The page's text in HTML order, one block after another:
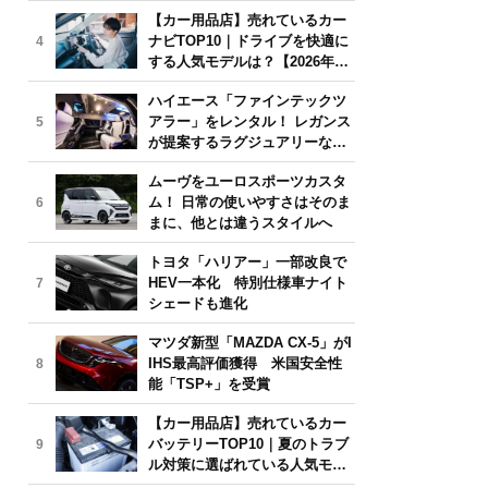
4
【カー用品店】売れているカー
ナビTOP10｜ドライブを快適に
する人気モデルは？【2026年6
月版】
5
ハイエース「ファインテックツ
アラー」をレンタル！ レガンス
が提案するラグジュアリーな移
動体験
6
ムーヴをユーロスポーツカスタ
ム！ 日常の使いやすさはそのま
まに、他とは違うスタイルへ
7
トヨタ「ハリアー」一部改良で
HEV一本化 特別仕様車ナイト
シェードも進化
8
マツダ新型「MAZDA CX-5」がI
IHS最高評価獲得 米国安全性
能「TSP+」を受賞
9
【カー用品店】売れているカー
バッテリーTOP10｜夏のトラブ
ル対策に選ばれている人気モデ